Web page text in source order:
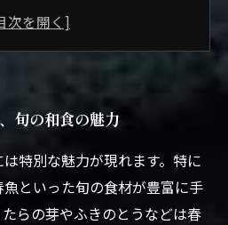
る、和食の伝統行事
和食、あなたにとっての特
しむ、春の和食文化に触れ
旬の和食の魅力
特別な魅力が現れます。特に
といった旬の食材が豊富に手
らの芽やふきのとうなどは春